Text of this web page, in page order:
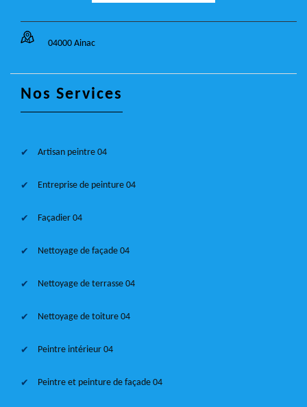
04000 Ainac
Nos Services
Artisan peintre 04
Entreprise de peinture 04
Façadier 04
Nettoyage de façade 04
Nettoyage de terrasse 04
Nettoyage de toiture 04
Peintre intérieur 04
Peintre et peinture de façade 04